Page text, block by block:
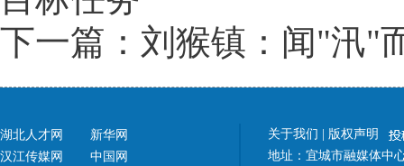
下一篇：刘猴镇：闻"汛"
湖北人才网
汉江传媒网
新华网
中国网
关于我们
版权声明
地址：宜城市融媒体中